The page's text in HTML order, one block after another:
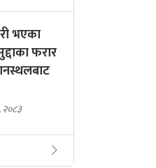
भएका
फरार
२०८३